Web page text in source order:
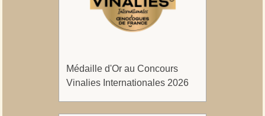
Médaille d'Or au Concours
Vinalies Internationales 2026